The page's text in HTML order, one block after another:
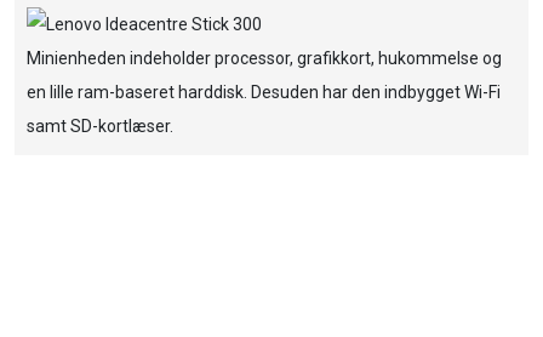
Minienheden indeholder processor, grafikkort, hukommelse og
en lille ram-baseret harddisk. Desuden har den indbygget Wi-Fi
samt SD-kortlæser.